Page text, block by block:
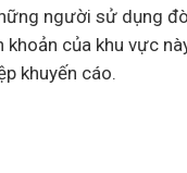
người sử dụng
khoản của khu vực
khuyến cáo.